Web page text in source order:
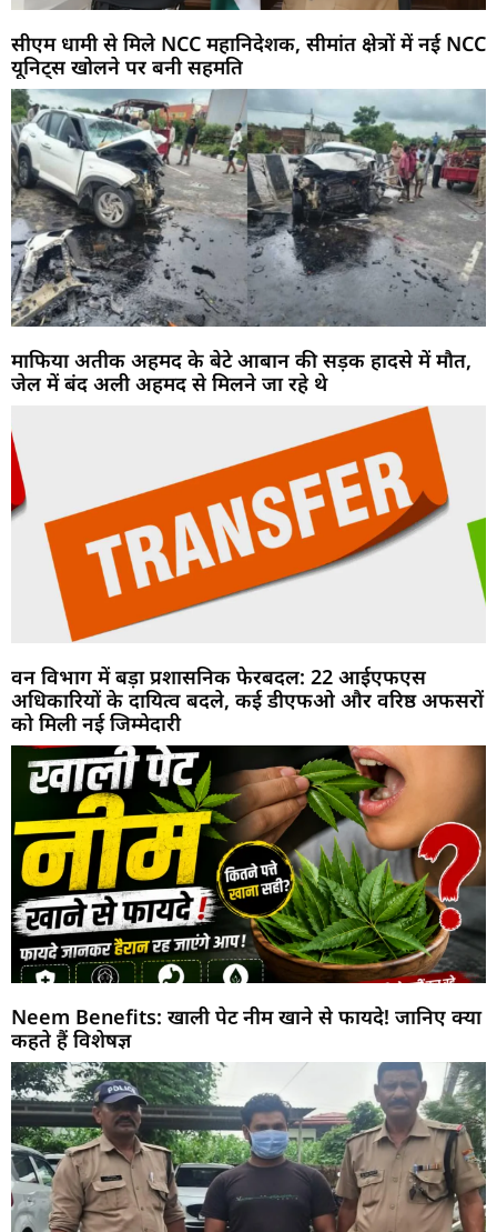
सीएम धामी से मिले NCC महानिदेशक, सीमांत क्षेत्रों में नई NCC
यूनिट्स खोलने पर बनी सहमति
माफिया अतीक अहमद के बेटे आबान की सड़क हादसे में मौत,
जेल में बंद अली अहमद से मिलने जा रहे थे
वन विभाग में बड़ा प्रशासनिक फेरबदल: 22 आईएफएस
अधिकारियों के दायित्व बदले, कई डीएफओ और वरिष्ठ अफसरों
को मिली नई जिम्मेदारी
Neem Benefits: खाली पेट नीम खाने से फायदे! जानिए क्या
कहते हैं विशेषज्ञ